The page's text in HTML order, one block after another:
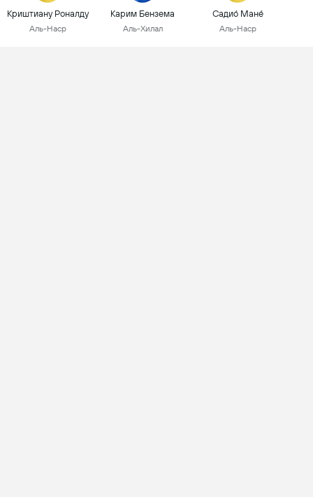
Криштиану Роналду
Аль-Наср
Карим Бензема
Аль-Хилал
Садио́ Мане́
Аль-Наср